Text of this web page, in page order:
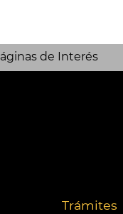
de Interés
Trámites